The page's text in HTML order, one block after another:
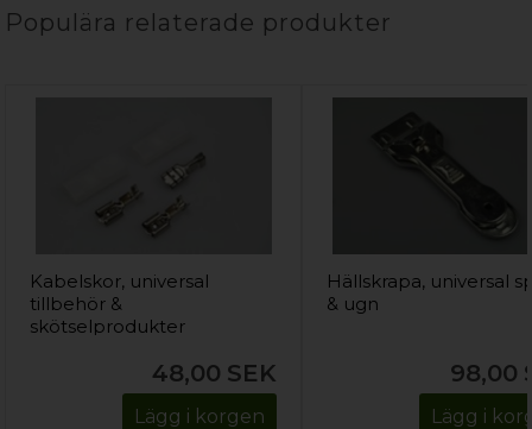
Populära relaterade produkter
Kabelskor, universal
tillbehör &
skötselprodukter
48,00 SEK
Lägg i korgen
Hällskrapa, universal
& ugn
98,00
Lägg i